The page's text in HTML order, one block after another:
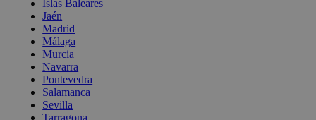
Islas Baleares
Jaén
Madrid
Málaga
Murcia
Navarra
Pontevedra
Salamanca
Sevilla